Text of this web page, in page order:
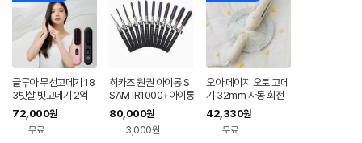
글루아 무선고데기 18
3빗살 빗고데기 2억
플라즈마 헤어 브러쉬
스타일러 매직기 휴대
72,000원
무료
히카즈 원권 아이롱 S
SAM IR1000+아이롱
꼬리빗
80,000원
3,000원
오아 데이지 오토 고데
기 32mm 자동 회전
봉고데기 웨이브 아이
롱 롤링 헤어 고대기
42,330원
무료